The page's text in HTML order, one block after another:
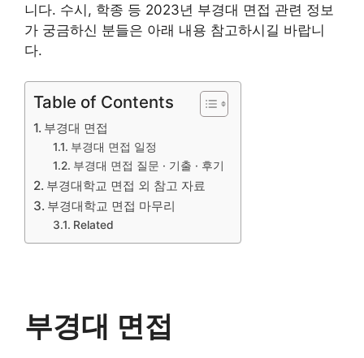
니다. 수시, 학종 등 2023년 부경대 면접 관련 정보
가 궁금하신 분들은 아래 내용 참고하시길 바랍니
다.
Table of Contents
부경대 면접
부경대 면접 일정
부경대 면접 질문 · 기출 · 후기
부경대학교 면접 외 참고 자료
부경대학교 면접 마무리
Related
부경대 면접